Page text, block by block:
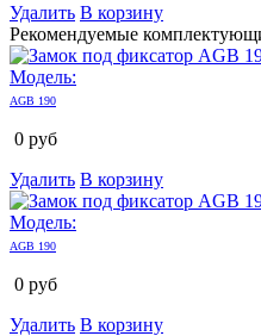
Удалить В корзину
Рекомендуемые
Модель:
AGB 190
0 руб
Удалить В корзину
Модель:
AGB 190
0 руб
Удалить В корзину